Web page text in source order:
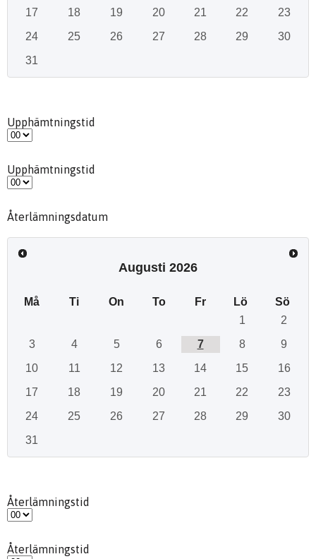
17 18 19 20 21 22
23
24
25 26 27 28 29
30
31
Upphämtningstid
Upphämtningstid
Återlämningsdatum
Augusti 2026
Må Ti On To Fr Lö
Sö
1
2
3
4 5 6 7 8
9
10
11 12 13 14 15
16
17
18 19 20 21 22
23
24
25 26 27 28 29
30
31
Återlämningstid
Återlämningstid